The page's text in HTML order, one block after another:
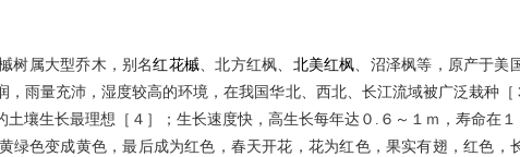
树属大型乔木，别名红花槭、北方红枫、 北美红枫、沼泽枫等，原产于美
，雨量充沛，湿度较高的环境，在我国华北、西北、长江流域被广泛栽种
壤生长最理想［４］；生长速度快，高生长每年达０.６～１ｍ，寿命在
绿色变成黄色，最后成为红色，春天开花，花为红色，果实有翅，红色